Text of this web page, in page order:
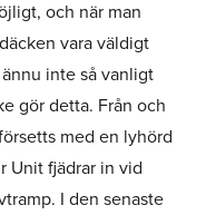
och när man
vara väldigt
inte så vanligt
gör detta. Från och
med en lyhörd
Unit fjädrar in vid
I den senaste